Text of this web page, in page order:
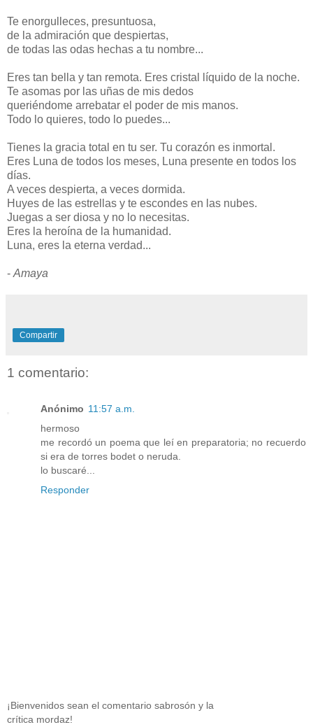
Te enorgulleces, presuntuosa,
de la admiración que despiertas,
de todas las odas hechas a tu nombre...
Eres tan bella y tan remota. Eres cristal líquido de la noche.
Te asomas por las uñas de mis dedos
queriéndome arrebatar el poder de mis manos.
Todo lo quieres, todo lo puedes...
Tienes la gracia total en tu ser. Tu corazón es inmortal.
Eres Luna de todos los meses, Luna presente en todos los
días.
A veces despierta, a veces dormida.
Huyes de las estrellas y te escondes en las nubes.
Juegas a ser diosa y no lo necesitas.
Eres la heroína de la humanidad.
Luna, eres la eterna verdad...
- Amaya
Compartir
1 comentario:
Anónimo 11:57 a.m.
hermoso
me recordó un poema que leí en preparatoria; no recuerdo
si era de torres bodet o neruda.
lo buscaré...
Responder
¡Bienvenidos sean el comentario sabrosón y la
crítica mordaz!